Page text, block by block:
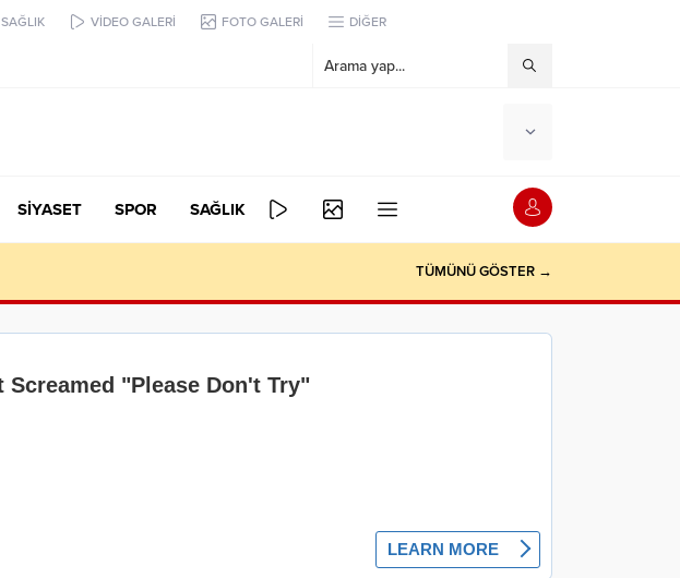
SAĞLIK VİDEO GALERİ FOTO GALERİ DİĞER
SİYASET SPOR SAĞLIK
TÜMÜNÜ GÖSTER →